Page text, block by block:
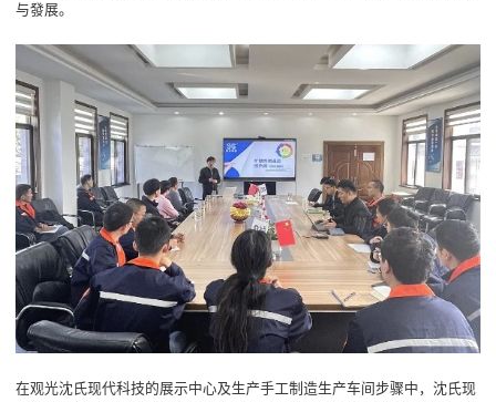
与發展。
在观光沈氏现代科技的展示中心及生产手工制造生产车间步骤中，沈氏现